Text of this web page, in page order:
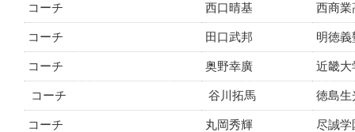
コーチ 西口晴基 西商業
コーチ 田口武邦 明徳
コーチ 奥野幸廣 近畿
コーチ 谷川拓馬 徳島
コーチ 丸岡秀輝 尽誠